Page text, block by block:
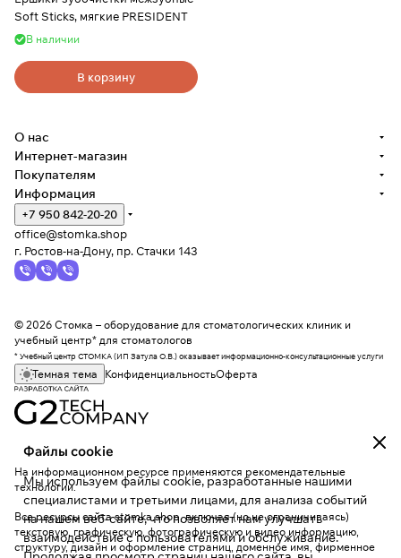
Soft Sticks, мягкие PRESIDENT
В наличии
В корзину
Файлы cookie
Мы используем файлы cookie, разработанные нашими
специалистами и третьими лицами, для анализа событий
на нашем веб-сайте, что позволяет нам улучшать
взаимодействие с пользователями и обслуживание.
О нас
Интернет-магазин
Покупателям
Информация
+7 950 842-20-20
office@stomka.shop
г. Ростов-на-Дону, пр. Стачки 143
© 2026 Стомка – оборудование для стоматологических клиник и
учебный центр* для стоматологов
* Учебный центр СТОМКА (ИП Затула О.В.) оказывает информационно-консультационные услуги
Темная тема КонфиденциальностьОферта
На информационном ресурсе применяются рекомендательные
технологии.
Все ресурсы сайта stomka.shop, включая (но не ограничиваясь)
текстовую, графическую, фотографическую и видео информацию,
структуру, дизайн и оформление страниц, доменное имя, фирменное